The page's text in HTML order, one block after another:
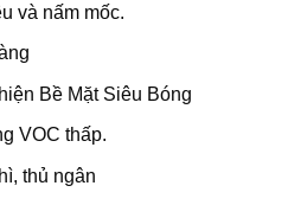
và nấm mốc.
Bề Mặt Siêu Bóng
VOC thấp.
thủ ngân